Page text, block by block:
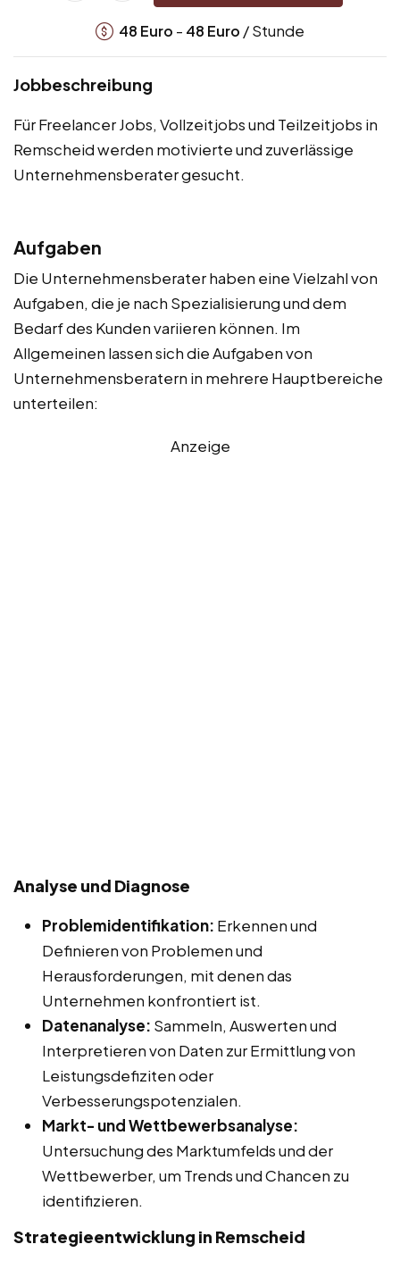
48 Euro - 48 Euro / Stunde
Jobbeschreibung
Für Freelancer Jobs, Vollzeitjobs und Teilzeitjobs in
Remscheid werden motivierte und zuverlässige
Unternehmensberater gesucht.
Aufgaben
Die Unternehmensberater haben eine Vielzahl von
Aufgaben, die je nach Spezialisierung und dem
Bedarf des Kunden variieren können. Im
Allgemeinen lassen sich die Aufgaben von
Unternehmensberatern in mehrere Hauptbereiche
unterteilen:
Anzeige
Analyse und Diagnose
Problemidentifikation: Erkennen und
Definieren von Problemen und
Herausforderungen, mit denen das
Unternehmen konfrontiert ist.
Datenanalyse: Sammeln, Auswerten und
Interpretieren von Daten zur Ermittlung von
Leistungsdefiziten oder
Verbesserungspotenzialen.
Markt- und Wettbewerbsanalyse:
Untersuchung des Marktumfelds und der
Wettbewerber, um Trends und Chancen zu
identifizieren.
Strategieentwicklung in Remscheid